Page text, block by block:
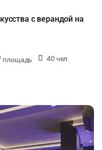
с верандой на
площадь
40 чел